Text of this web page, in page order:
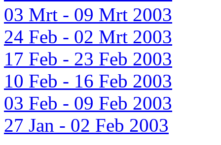
03 Mrt - 09 Mrt 2003
24 Feb - 02 Mrt 2003
17 Feb - 23 Feb 2003
10 Feb - 16 Feb 2003
03 Feb - 09 Feb 2003
27 Jan - 02 Feb 2003